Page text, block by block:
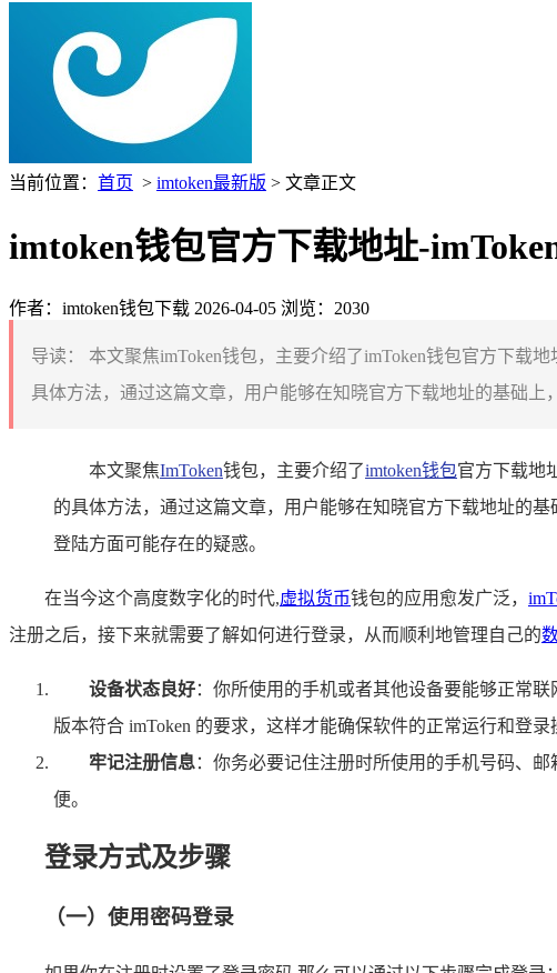
当前位置： 首页 > imtoken最新版 > 文章正文
imtoken钱包官方下载地址-
作者：imtoken钱包下载 2026-04-05 浏览：2030
导读：
本文聚焦imToken钱包，主要介绍了imToken钱包官方下载
具体方法，通过这篇文章，用户能够在知晓官方下载地址的基础
本文聚焦ImToken钱包，主要介绍了imtoken钱包官方下载地
的具体方法，通过这篇文章，用户能够在知晓官方下载地址的
登陆方面可能存在的疑惑。
在当今这个高度数字化的时代,虚拟货币钱包的应用愈发广泛，
注册之后，接下来就需要了解如何进行登录，从而顺利地管理自己的
设备状态良好：你所使用的手机或者其他设备要能够正常
版本符合 imToken 的要求，这样才能确保软件的正常运行和登录
牢记注册信息：你务必要记住注册时所使用的手机号码、
便。
登录方式及步骤
（一）使用密码登录